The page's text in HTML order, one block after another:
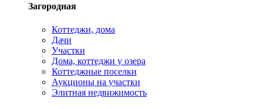
Загородная
Коттеджи, дома
Дачи
Участки
Дома, коттеджи у озера
Коттеджные поселки
Аукционы на участки
Элитная недвижимость